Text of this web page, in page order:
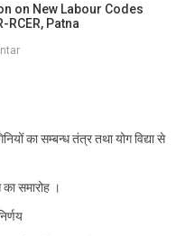
on New Labour Codes
RCER, Patna
का सम्बन्ध तंत्र तथा योग विद्या से
समारोह ।